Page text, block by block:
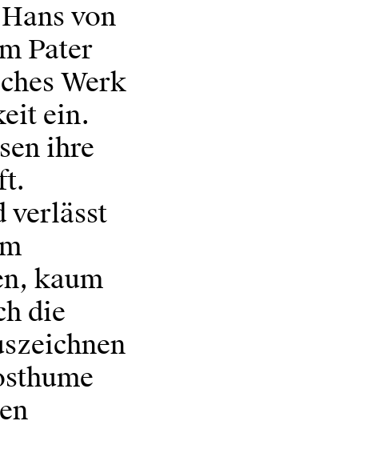
von
Pater
Werk
ein.
ihre
verlässt
kaum
die